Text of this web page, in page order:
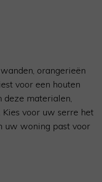
orangerieën
voor een houten
deze materialen,
Kies voor uw serre het
uw woning past voor